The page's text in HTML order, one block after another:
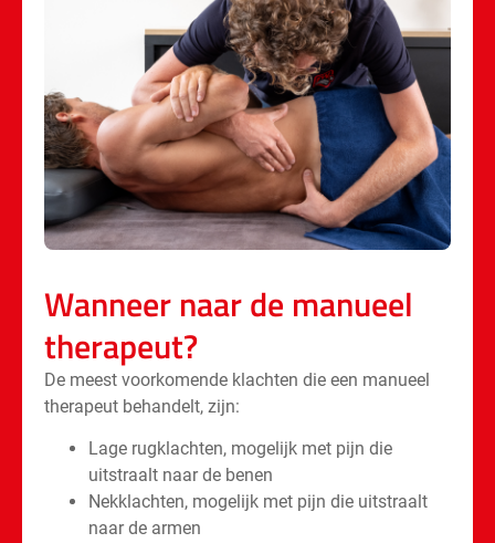
Wanneer naar de manueel
therapeut?
De meest voorkomende klachten die een manueel
therapeut behandelt, zijn:
Lage rugklachten, mogelijk met pijn die
uitstraalt naar de benen
Nekklachten, mogelijk met pijn die uitstraalt
naar de armen